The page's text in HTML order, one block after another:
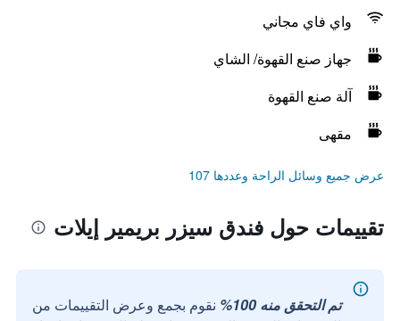
واي فاي مجاني
جهاز صنع القهوة/ الشاي
آلة صنع القهوة
مقهى
عرض جميع وسائل الراحة وعددها 107
تقييمات حول فندق سيزر بريمير إيلات
تم التحقق منه 100%
نقوم بجمع وعرض التقييمات من